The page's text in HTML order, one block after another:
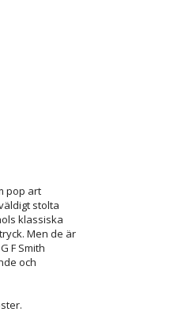
pop art
stolta
klassiska
Men de är
F Smith
och